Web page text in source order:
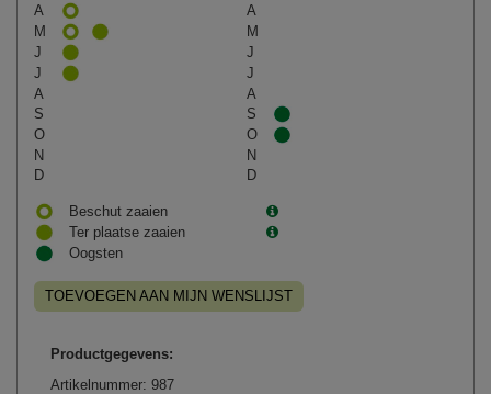
A
A
M
M
J
J
J
J
A
A
S
S
O
O
N
N
D
D
Beschut zaaien
Ter plaatse zaaien
Oogsten
TOEVOEGEN AAN MIJN WENSLIJST
Productgegevens:
Artikelnummer: 987